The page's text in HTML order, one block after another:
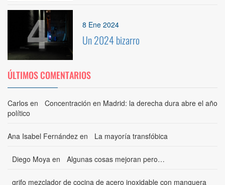
4 8 Ene 2024
Un 2024 bizarro
ÚLTIMOS COMENTARIOS
Carlos en
Concentración en Madrid: la derecha dura abre el año
político
Ana Isabel Fernández en La mayoría transfóbica
Diego Moya en Algunas cosas mejoran pero…
grifo mezclador de cocina de acero inoxidable con manguera